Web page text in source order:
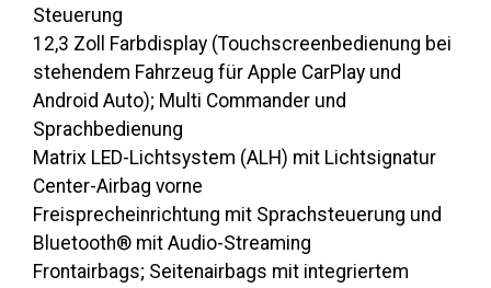
Steuerung
12,3 Zoll Farbdisplay (Touchscreenbedienung bei
stehendem Fahrzeug für Apple CarPlay und
Android Auto); Multi Commander und
Sprachbedienung
Matrix LED-Lichtsystem (ALH) mit Lichtsignatur
Center-Airbag vorne
Freisprecheinrichtung mit Sprachsteuerung und
Bluetooth® mit Audio-Streaming
Frontairbags; Seitenairbags mit integriertem